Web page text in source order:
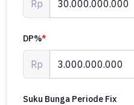
Rp
DP%*
Rp
Suku Bunga Periode Fix